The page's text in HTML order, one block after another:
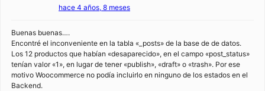
hace 4 años, 8 meses
Buenas buenas….
Encontré el inconveniente en la tabla «_posts» de la base de de datos.
Los 12 productos que habían «desaparecido», en el campo «post_status»
tenían valor «1», en lugar de tener «publish», «draft» o «trash». Por ese
motivo Woocommerce no podía incluirlo en ninguno de los estados en el
Backend.